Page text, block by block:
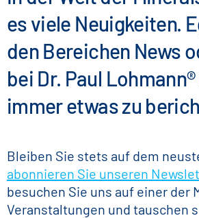
es viele Neuigkeiten.
den Bereichen News
bei Dr. Paul
immer etwas zu
Bleiben Sie stets auf dem
abonnieren Sie unseren
besuchen Sie uns auf einer der
Veranstaltungen und tauschen